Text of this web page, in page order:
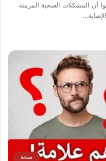
أن المشكلات الصحية المزمنة
صحة